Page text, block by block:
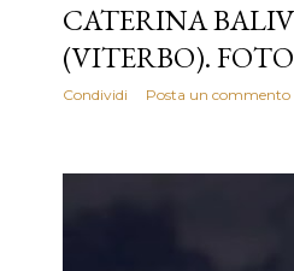
CATERINA
(VITERBO).
Condividi Posta un commento